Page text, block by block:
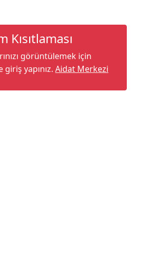
Kısıtlaması
görüntülemek için
giriş yapınız. Aidat Merkezi